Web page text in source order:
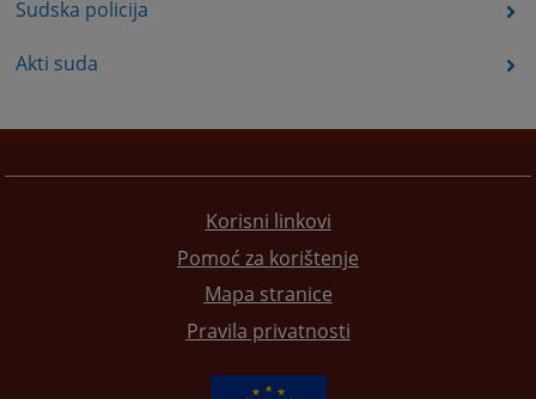
Sudska policija
Akti suda
Korisni linkovi
Pomoć za korištenje
Mapa stranice
Pravila privatnosti